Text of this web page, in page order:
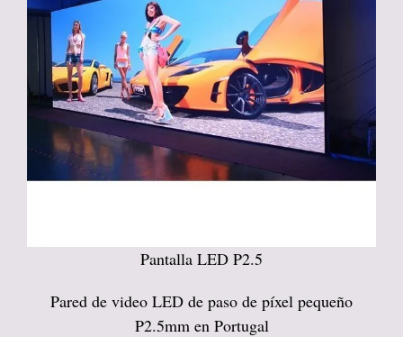
Pantalla LED P2.5
Pared de video LED de paso de píxel pequeño
P2.5mm en Portugal